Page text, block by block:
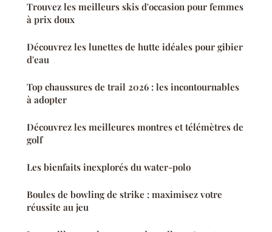
Trouvez les meilleurs skis d'occasion pour femmes
à prix doux
Découvrez les lunettes de hutte idéales pour gibier
d'eau
Top chaussures de trail 2026 : les incontournables
à adopter
Découvrez les meilleures montres et télémètres de
golf
Les bienfaits inexplorés du water-polo
Boules de bowling de strike : maximisez votre
réussite au jeu